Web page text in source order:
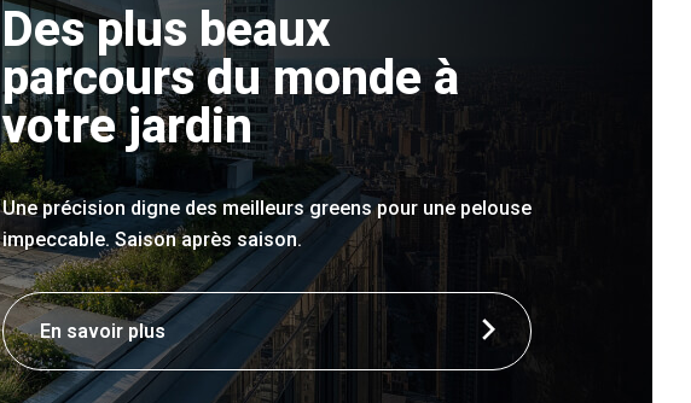
Des plus beaux
parcours du monde à
votre jardin
Une précision digne des meilleurs greens pour une pelouse
impeccable. Saison après saison.
En savoir plus